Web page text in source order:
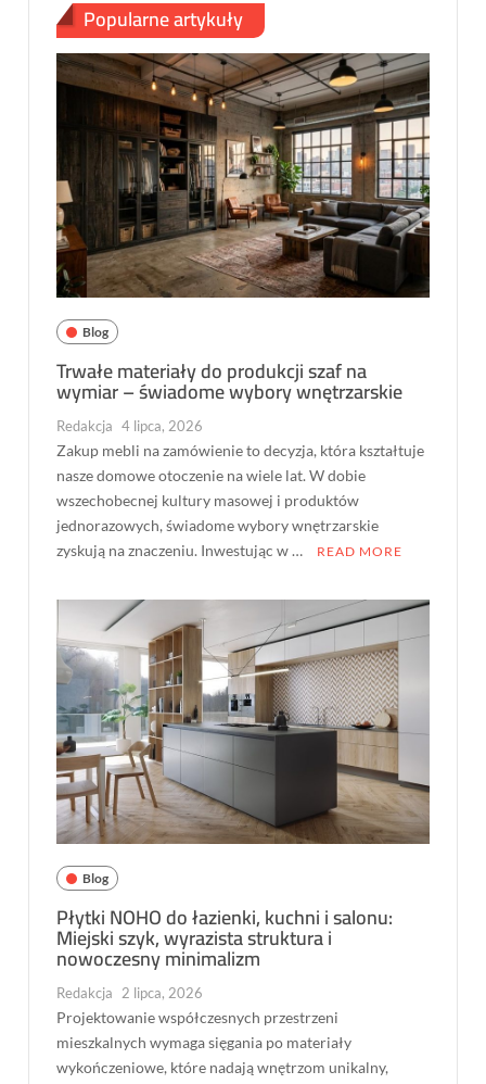
Popularne artykuły
Blog
Trwałe materiały do produkcji szaf na
wymiar – świadome wybory wnętrzarskie
Redakcja 4 lipca, 2026
Zakup mebli na zamówienie to decyzja, która kształtuje
nasze domowe otoczenie na wiele lat. W dobie
wszechobecnej kultury masowej i produktów
jednorazowych, świadome wybory wnętrzarskie
zyskują na znaczeniu. Inwestując w …
READ MORE
Blog
Płytki NOHO do łazienki, kuchni i salonu:
Miejski szyk, wyrazista struktura i
nowoczesny minimalizm
Redakcja 2 lipca, 2026
Projektowanie współczesnych przestrzeni
mieszkalnych wymaga sięgania po materiały
wykończeniowe, które nadają wnętrzom unikalny,